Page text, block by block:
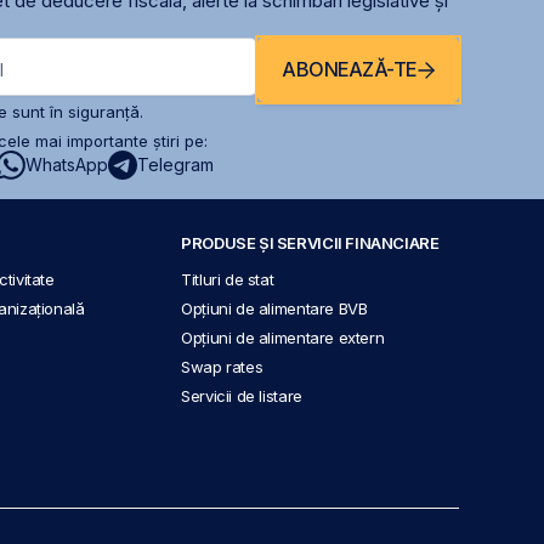
ABONEAZĂ-TE
sunt în siguranță.
mai importante știri pe:
WhatsApp Telegram
PRODUSE ȘI SERVICII FINANCIARE
Titluri de stat
Opțiuni de alimentare BVB
Opțiuni de alimentare extern
Swap rates
Servicii de listare